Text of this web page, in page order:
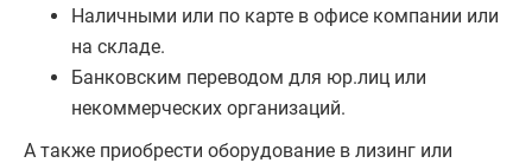
Наличными или по карте в офисе компании или
на складе.
Банковским переводом для юр.лиц или
некоммерческих организаций.
А также приобрести оборудование в лизинг или